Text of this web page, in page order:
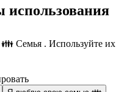
Семья . Используйте их